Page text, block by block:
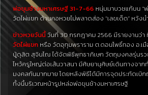
พ่อขุนช้างมหาเศรษฐี 31-7-66 หนุ่มมาบวชแก้บน “
วัดไผ่แขก ด้านคอหวยไม่พลาดส่อง “เลขเด็ด” หวังน
ข่าวหวยวันนี้ วันที่ 30 กรกฎาคม 2566 มีรายงานว่า
วัดไผ่แขก หรือ วัดอุทุมพราราม ต.ดอนโพธิ์ทอง อ.เ
ปู่ดุสิต สุจินโณ ได้จัดพิธีพุทธาภิเษก วัตถุมงคลรุ่นร
ไหว้ครูใหญ่ต่อเส้นวาสนา มีศิษยานุศิษย์เดินทางจาก
มงคลกันมากมาย โดยหลังพิธีได้มีการจุดประทัดเบิก
ทั้งนี้บริเวณหน้ารูปหล่อพ่อขุนช้างมหาเศรษฐี